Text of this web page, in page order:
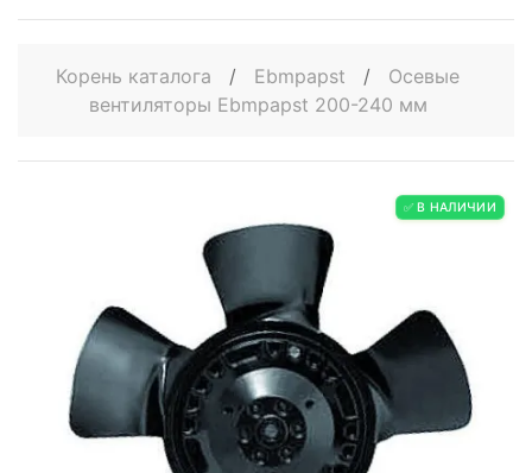
Корень каталога / Ebmpapst /
Осевые
вентиляторы Ebmpapst 200-240 мм
✅ В НАЛИЧИИ